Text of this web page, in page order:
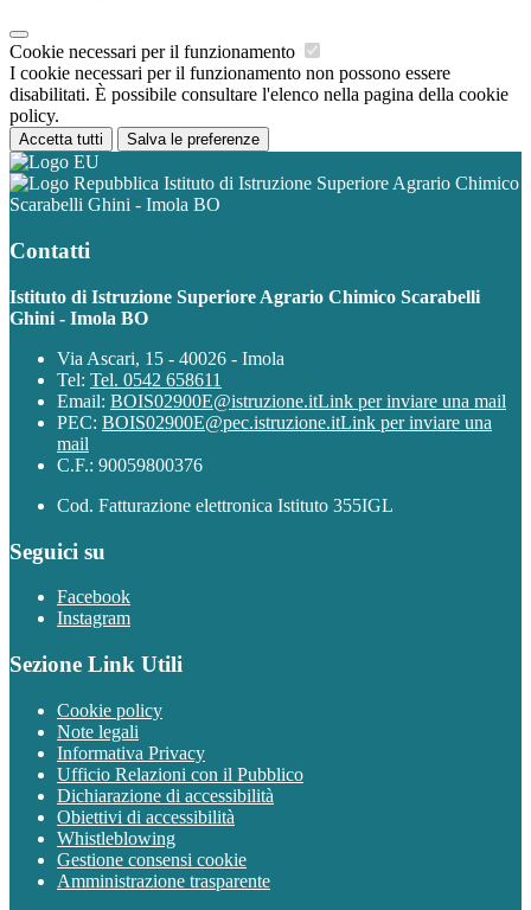
Cookie necessari per il funzionamento
I cookie necessari per il funzionamento non possono essere
disabilitati. È possibile consultare l'elenco nella pagina della cookie
policy.
Accetta tutti Salva le preferenze
Istituto di Istruzione Superiore Agrario Chimico
Scarabelli Ghini - Imola BO
Contatti
Istituto di Istruzione Superiore Agrario Chimico Scarabelli
Ghini - Imola BO
Via Ascari, 15 - 40026 - Imola
Tel: Tel. 0542 658611
Email: BOIS02900E@istruzione.itLink per inviare una mail
PEC: BOIS02900E@pec.istruzione.itLink per inviare una
mail
C.F.: 90059800376
Cod. Fatturazione elettronica Istituto 355IGL
Seguici su
Facebook
Instagram
Sezione Link Utili
Cookie policy
Note legali
Informativa Privacy
Ufficio Relazioni con il Pubblico
Dichiarazione di accessibilità
Obiettivi di accessibilità
Whistleblowing
Gestione consensi cookie
Amministrazione trasparente